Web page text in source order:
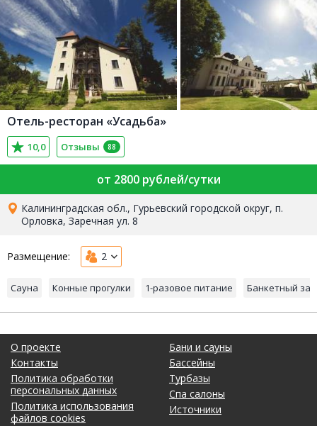
Отель-ресторан «Усадьба»
10,0 Отзывы 88
от 2800 рублей/сутки
Калининградская обл., Гурьевский городской округ, п.
Орловка, Заречная ул. 8
Размещение: 2
Сауна Конные прогулки 1-разовое питание Банкетный зал
О проекте
Контакты
Политика обработки
персональных данных
Политика использования
файлов cookies
Бани и сауны
Бассейны
Турбазы
Спа салоны
Источники